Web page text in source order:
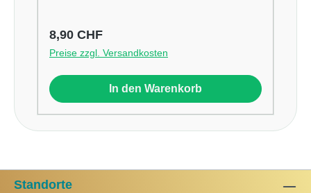
Regulärer Preis:
8,90 CHF
Preise zzgl. Versandkosten
In den Warenkorb
Standorte